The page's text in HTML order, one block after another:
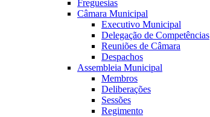
Freguesias
Câmara Municipal
Executivo Municipal
Delegação de Competências
Reuniões de Câmara
Despachos
Assembleia Municipal
Membros
Deliberações
Sessões
Regimento